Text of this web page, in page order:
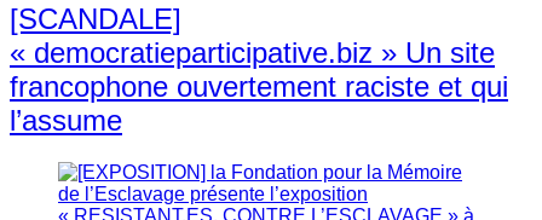
[SCANDALE]
« democratieparticipative.biz » Un site
francophone ouvertement raciste et qui
l’assume